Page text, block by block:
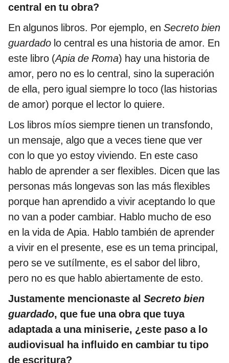
central en tu obra?
En algunos libros. Por ejemplo, en Secreto bien
guardado lo central es una historia de amor. En
este libro (Apia de Roma) hay una historia de
amor, pero no es lo central, sino la superación
de ella, pero igual siempre lo toco (las historias
de amor) porque el lector lo quiere.
Los libros míos siempre tienen un transfondo,
un mensaje, algo que a veces tiene que ver
con lo que yo estoy viviendo. En este caso
hablo de aprender a ser flexibles. Dicen que las
personas más longevas son las más flexibles
porque han aprendido a vivir aceptando lo que
no van a poder cambiar. Hablo mucho de eso
en la vida de Apia. Hablo también de aprender
a vivir en el presente, ese es un tema principal,
pero se ve sutílmente, es el sabor del libro,
pero no es que hablo abiertamente de esto.
Justamente mencionaste al Secreto bien
guardado, que fue una obra que tuya
adaptada a una miniserie, ¿este paso a lo
audiovisual ha influido en cambiar tu tipo
de escritura?